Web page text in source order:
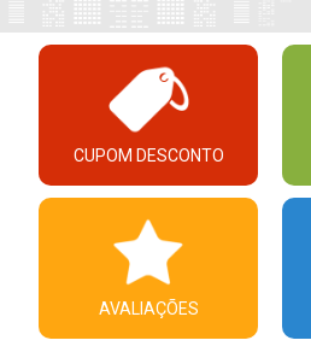
CUPOM DESCONTO
AVALIAÇÕES